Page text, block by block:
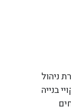
ניהול
בנייה